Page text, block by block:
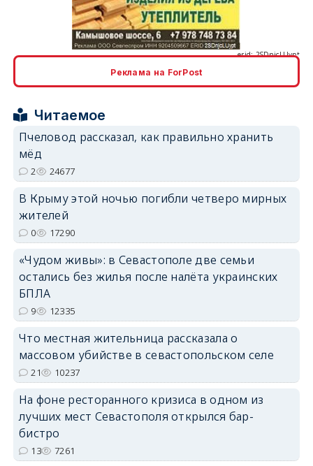
erid: 2SDnjdPjgYS
Реклама на ForPost
Читаемое
Пчеловод рассказал, как правильно хранить
мёд
2 24677
В Крыму этой ночью погибли четверо мирных
жителей
0 17290
«Чудом живы»: в Севастополе две семьи
остались без жилья после налёта украинских
БПЛА
9 12335
Что местная жительница рассказала о
массовом убийстве в севастопольском селе
21 10237
На фоне ресторанного кризиса в одном из
лучших мест Севастополя открылся бар-
бистро
13 7261